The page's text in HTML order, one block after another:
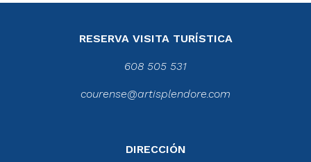
RESERVA VISITA TURÍSTICA
608 505 531
courense@artisplendore.com
DIRECCIÓN